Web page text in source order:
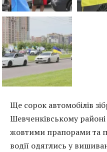
Ще сорок автомобілів
Шевченківському районі
жовтими прапорами та
водії одяглись у